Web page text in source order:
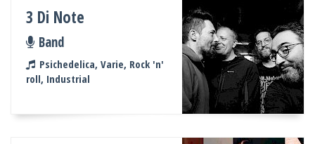
3 Di Note
Band
Psichedelica, Varie, Rock 'n'
roll, Industrial